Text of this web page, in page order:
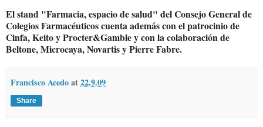
El stand "Farmacia, espacio de salud" del Consejo General de
Colegios Farmacéuticos cuenta además con el patrocinio de
Cinfa, Keito y Procter&Gamble y con la colaboración de
Beltone, Microcaya, Novartis y Pierre Fabre.
Francisco Acedoat22.9.09
Share